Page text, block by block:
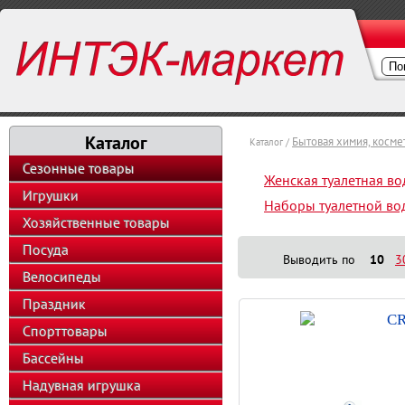
Каталог
Сезонные товары
Игрушки
Хозяйственные товары
Посуда
Велосипеды
Праздник
Спорттовары
Бассейны
Надувная игрушка
Каталог / Бытовая химия,
Женская туалетная
Наборы туалетной
Выводить по 10